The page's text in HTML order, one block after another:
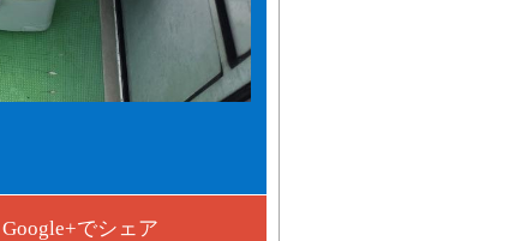
Google+でシェア